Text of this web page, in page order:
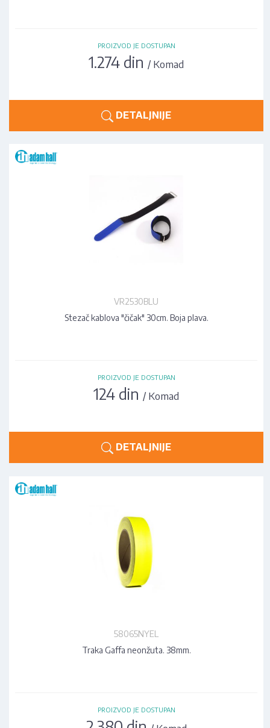
PROIZVOD JE DOSTUPAN
1.274 din / Komad
DETALJNIJE
VR2530BLU
Stezač kablova "čičak" 30cm. Boja plava.
PROIZVOD JE DOSTUPAN
124 din/ Komad
DETALJNIJE
58065NYEL
Traka Gaffa neonžuta. 38mm.
PROIZVOD JE DOSTUPAN